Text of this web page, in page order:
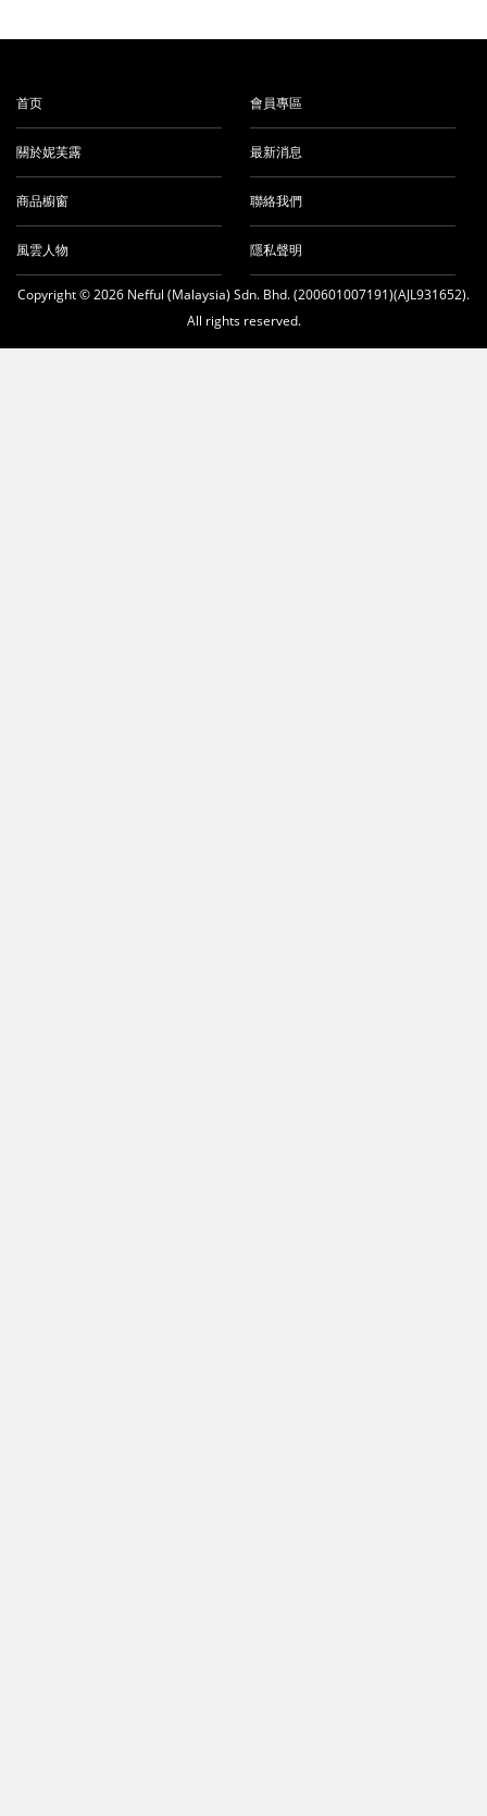
首页
關於妮芙露
商品櫥窗
風雲人物
會員專區
最新消息
聯絡我們
隱私聲明
Copyright © 2026 Nefful (Malaysia) Sdn. Bhd. (200601007191)(AJL931652).
All rights reserved.